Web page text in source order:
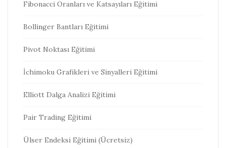
Fibonacci Oranları ve Katsayıları Eğitimi
Bollinger Bantları Eğitimi
Pivot Noktası Eğitimi
İchimoku Grafikleri ve Sinyalleri Eğitimi
Elliott Dalga Analizi Eğitimi
Pair Trading Eğitimi
Ülser Endeksi Eğitimi (Ücretsiz)